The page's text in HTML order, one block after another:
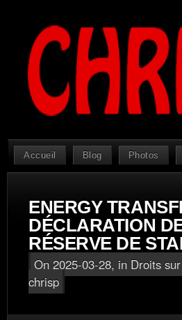
Accueil Blog Photos
ENERGY
DÉCLARATION
RÉSERVE DE
On 2025-03-28, in Droits
chrisp